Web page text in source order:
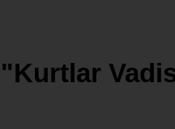
"Kurtlar